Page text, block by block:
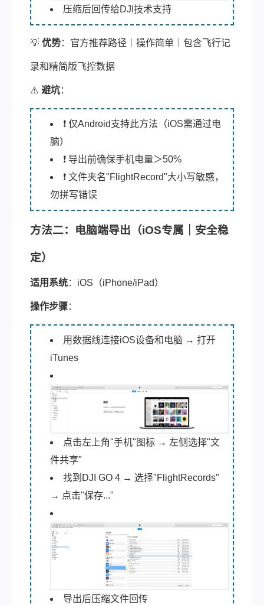
压缩后回传给DJI技术支持
💡 优势：官方推荐路径｜操作简单｜包含飞行记
录和精简版飞控数据
⚠️ 避坑：
❗ 仅Android支持此方法（iOS需通过电
脑）
❗ 导出前确保手机电量＞50%
❗ 文件夹名"FlightRecord"大小写敏感，
勿拼写错误
方法二：电脑端导出（iOS专属｜安全稳
定）
适用系统：iOS（iPhone/iPad）
操作步骤：
用数据线连接iOS设备和电脑 → 打开
iTunes
点击左上角"手机"图标 → 左侧选择"文
件共享"
找到DJI GO 4 → 选择"FlightRecords"
→ 点击"保存..."
导出后压缩文件回传